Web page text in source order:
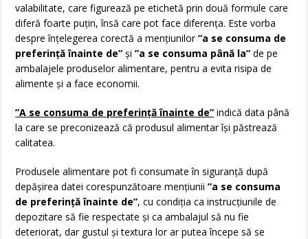
valabilitate, care figurează pe etichetă prin două formule care
diferă foarte puţin, însă care pot face diferenţa. Este vorba
despre înţelegerea corectă a menţiunilor ”a se consuma de
preferinţă înainte de” şi”a se consuma până la” de pe
ambalajele produselor alimentare, pentru a evita risipa de
alimente şi a face economii.
”A se consuma de preferinţă înainte de” indică data până
la care se preconizează că produsul alimentar îşi păstrează
calitatea.
Produsele alimentare pot fi consumate în siguranţă după
depăşirea datei corespunzătoare menţiunii”a se consuma
de preferinţă înainte de”, cu condiţia ca instrucţiunile de
depozitare să fie respectate şi ca ambalajul să nu fie
deteriorat, dar gustul şi textura lor ar putea începe să se